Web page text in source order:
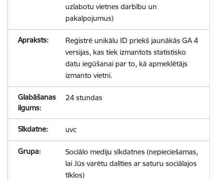
uzlabotu vietnes darbību un
pakalpojumus)
Reģistrē unikālu ID priekš jaunākās GA 4
versijas, kas tiek izmantots statistisko
datu iegūšanai par to, kā apmeklētājs
izmanto vietni.
24 stundas
uvc
Sociālo mediju sīkdatnes (nepieciešamas,
lai Jūs varētu dalīties ar saturu sociālajos
tīklos)